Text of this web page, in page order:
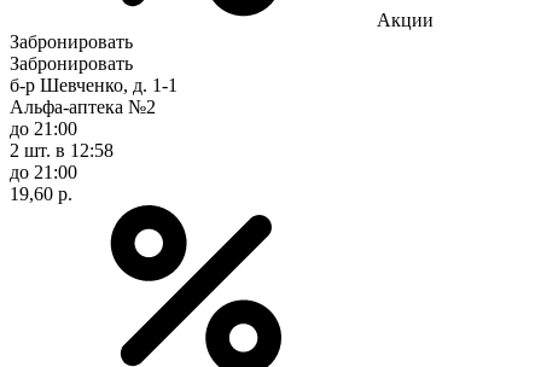
Акции
Забронировать
Забронировать
б-р Шевченко, д. 1-1
Альфа-аптека №2
до 21:00
2 шт. в 12:58
до 21:00
19,60 р.